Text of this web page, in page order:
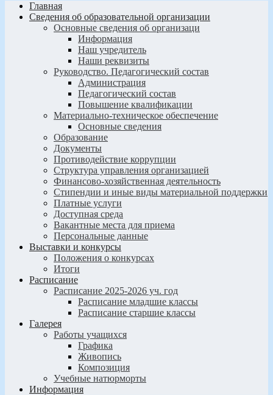
Главная
Сведения об образовательной организации
Основные сведения об организаци
Информация
Наш учредитель
Наши реквизиты
Руководство. Педагогический состав
Администрация
Педагогический состав
Повышение квалификации
Материально-техническое обеспечение
Основные сведения
Образование
Документы
Противодействие коррупции
Структура управления организацией
Финансово-хозяйственная деятельность
Стипендии и иные виды материальной поддержки
Платные услуги
Доступная среда
Вакантные места для приема
Персональные данные
Выставки и конкурсы
Положения о конкурсах
Итоги
Расписание
Расписание 2025-2026 уч. год
Расписание младшие классы
Расписание старшие классы
Галерея
Работы учащихся
Графика
Живопись
Композиция
Учебные натюрморты
Информация